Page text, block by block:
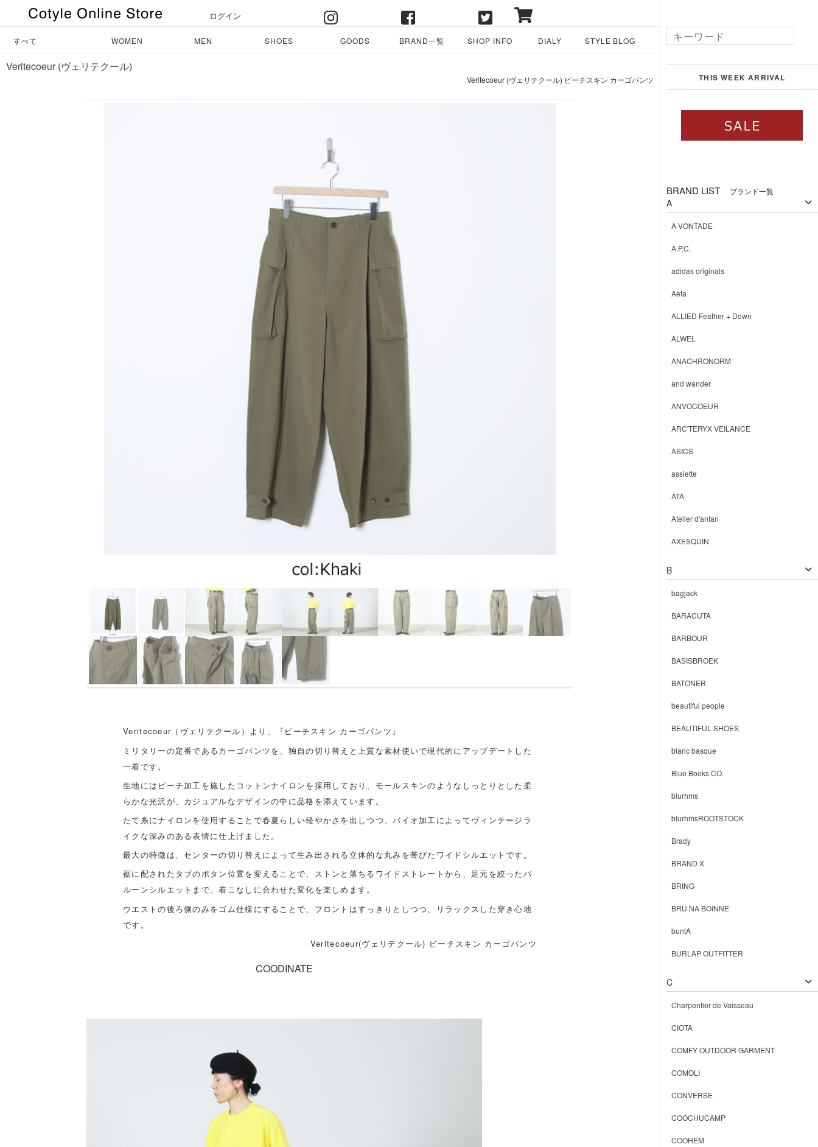
ログイン
すべて WOMEN MEN SHOES GOODS BRAND一覧 SHOP INFO DIALY STYLE BLOG
Veritecoeur (ヴェリテクール)
Veritecoeur (ヴェリテクール) ピーチスキン カーゴパンツ
Veritecoeur（ヴェリテクール）より、『ピーチスキン カーゴパンツ』
ミリタリーの定番であるカーゴパンツを、独自の切り替えと上質な素材使いで現代的にアップデートした
一着です。
生地にはピーチ加工を施したコットンナイロンを採用しており、モールスキンのようなしっとりとした柔
らかな光沢が、カジュアルなデザインの中に品格を添えています。
たて糸にナイロンを使用することで春夏らしい軽やかさを出しつつ、バイオ加工によってヴィンテージラ
イクな深みのある表情に仕上げました。
最大の特徴は、センターの切り替えによって生み出される立体的な丸みを帯びたワイドシルエットです。
裾に配されたタブのボタン位置を変えることで、ストンと落ちるワイドストレートから、足元を絞ったバ
ルーンシルエットまで、着こなしに合わせた変化を楽しめます。
ウエストの後ろ側のみをゴム仕様にすることで、フロントはすっきりとしつつ、リラックスした穿き心地
です。
Veritecoeur(ヴェリテクール) ピーチスキン カーゴパンツ
COODINATE
THIS WEEK ARRIVAL
BRAND LIST ブランド一覧
A
A VONTADE
A.P.C.
adidas originals
Aeta
ALLIED Feather + Down
ALWEL
ANACHRONORM
and wander
ANVOCOEUR
ARC'TERYX VEILANCE
ASICS
assiette
ATA
Atelier d'antan
AXESQUIN
B
bagjack
BARACUTA
BARBOUR
BASISBROEK
BATONER
beautiful people
BEAUTIFUL SHOES
blanc basque
Blue Books CO.
blurhms
blurhmsROOTSTOCK
Brady
BRAND X
BRING
BRU NA BOINNE
buntA
BURLAP OUTFITTER
C
Charpentier de Vaisseau
CIOTA
COMFY OUTDOOR GARMENT
COMOLI
CONVERSE
COOCHUCAMP
COOHEM